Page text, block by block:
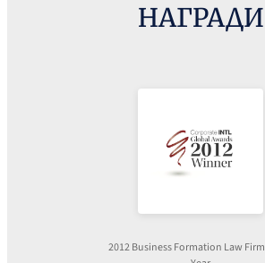
НАГРАДИ
2012 Business Formation Law